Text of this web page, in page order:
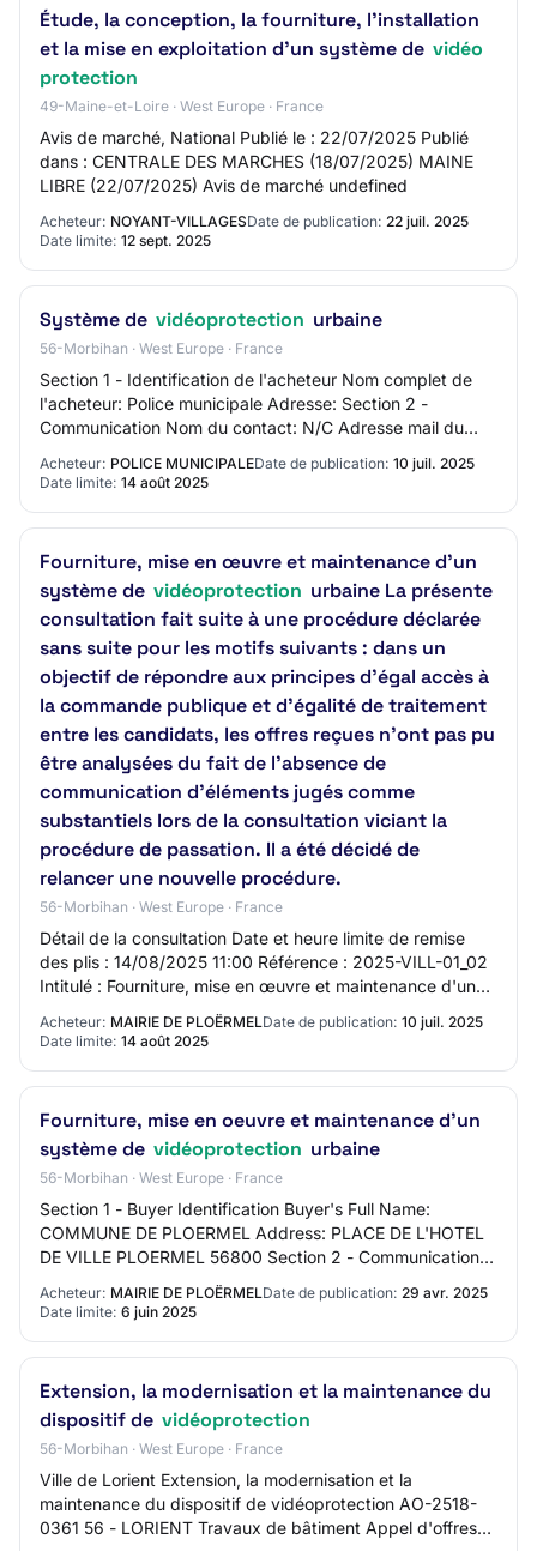
Étude, la conception, la fourniture, l'installation
et la mise en exploitation d'un système de vidéo
protection
49-Maine-et-Loire · West Europe · France
Avis de marché, National Publié le : 22/07/2025 Publié
dans : CENTRALE DES MARCHES (18/07/2025) MAINE
LIBRE (22/07/2025) Avis de marché undefined
Acheteur: NOYANT-VILLAGESDate de publication: 22 juil. 2025
Date limite: 12 sept. 2025
Système de vidéoprotection urbaine
56-Morbihan · West Europe · France
Section 1 - Identification de l'acheteur Nom complet de
l'acheteur: Police municipale Adresse: Section 2 -
Communication Nom du contact: N/C Adresse mail du
Acheteur: POLICE MUNICIPALEDate de publication: 10 juil. 2025
Date limite: 14 août 2025
Fourniture, mise en œuvre et maintenance d'un
système de vidéoprotection urbaine La présente
consultation fait suite à une procédure déclarée
sans suite pour les motifs suivants : dans un
objectif de répondre aux principes d’égal accès à
la commande publique et d’égalité de traitement
entre les candidats, les offres reçues n’ont pas pu
être analysées du fait de l’absence de
communication d’éléments jugés comme
substantiels lors de la consultation viciant la
procédure de passation. Il a été décidé de
relancer une nouvelle procédure.
56-Morbihan · West Europe · France
Détail de la consultation Date et heure limite de remise
des plis : 14/08/2025 11:00 Référence : 2025-VILL-01_02
Intitulé : Fourniture, mise en œuvre et maintenance d'un
système de vidéoprotection ur…
Acheteur: MAIRIE DE PLOËRMELDate de publication: 10 juil. 2025
Date limite: 14 août 2025
Fourniture, mise en oeuvre et maintenance d'un
système de vidéoprotection urbaine
56-Morbihan · West Europe · France
Section 1 - Buyer Identification Buyer's Full Name:
COMMUNE DE PLOERMEL Address: PLACE DE L'HOTEL
DE VILLE PLOERMEL 56800 Section 2 - Communication
Contact Name: N/C Contact Email Address:
commandepu…
Acheteur: MAIRIE DE PLOËRMELDate de publication: 29 avr. 2025
Date limite: 6 juin 2025
Extension, la modernisation et la maintenance du
dispositif de vidéoprotection
56-Morbihan · West Europe · France
Ville de Lorient Extension, la modernisation et la
maintenance du dispositif de vidéoprotection AO-2518-
0361 56 - LORIENT Travaux de bâtiment Appel d'offres